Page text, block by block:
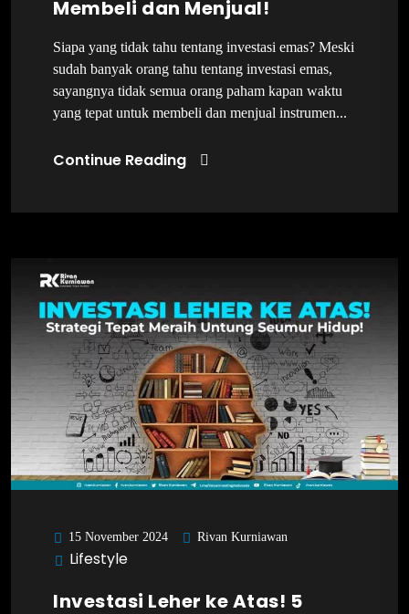
Membeli dan Menjual!
Siapa yang tidak tahu tentang investasi emas? Meski
sudah banyak orang tahu tentang investasi emas,
sayangnya tidak semua orang paham kapan waktu
yang tepat untuk membeli dan menjual instrumen...
Continue Reading
15 November 2024 Rivan Kurniawan
Lifestyle
Investasi Leher ke Atas! 5